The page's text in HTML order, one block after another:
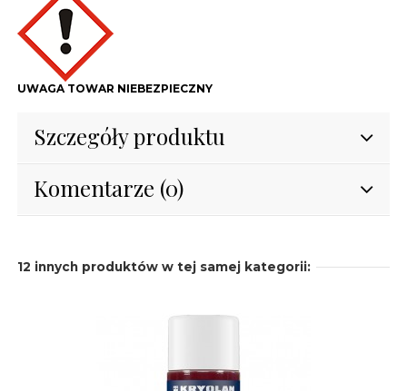
UWAGA TOWAR NIEBEZPIECZNY
Szczegóły produktu
Komentarze (0)
12 innych produktów w tej samej kategorii: